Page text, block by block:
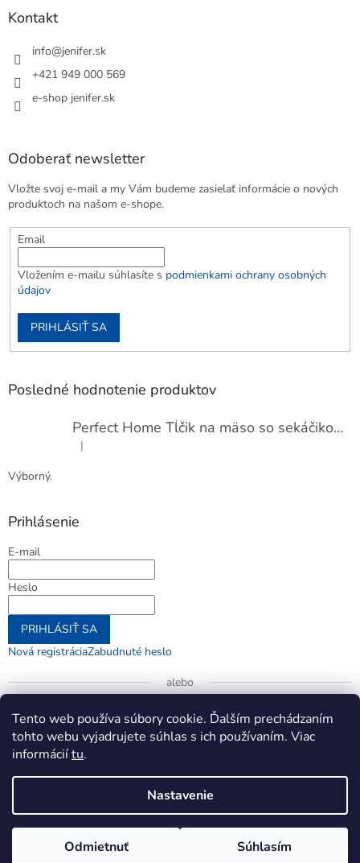
Tento web používa súbory cookie. Ďalším prechádzaním
tohto webu vyjadrujete súhlas s ich používaním. Viac
informáciítu.
Nastavenie
Odmietnuť Súhlasím
Kontakt
info@jenifer.sk
+421 949 000 569
e-shop jenifer.sk
Odoberať newsletter
Vložte svoj e-mail a my Vám budeme zasielať informácie o nových
produktoch na našom e-shope.
Email
Vložením e-mailu súhlasíte s podmienkami ochrany osobných
údajov
PRIHLÁSIŤ SA
Posledné hodnotenie produktov
Perfect Home Tĺčik na mäso so sekáčikom, 56893
Hodnotenie produktu je 5 z 5 hviezdičiek.
|
Výborný.
Prihlásenie
E-mail
Heslo
PRIHLÁSIŤ SA
Nová registráciaZabudnuté heslo
alebo
Prihlásiť sa cez Google
Copyright 2026jenifer.sk. Všetky práva vyhradené.Upraviť